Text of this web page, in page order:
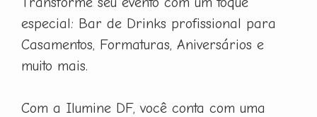
especial: Bar de Drinks profissional para
Casamentos, Formaturas, Aniversários e
muito mais.
Com a Ilumine DF, você conta com uma